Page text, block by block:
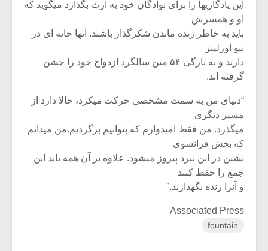
این یادگاریها را برای نوادگان خود به ارث بگذارد میگوید که
او و همسرش
باید به خاطر زنده ماندن شکرگذار باشند. آنها خانه ای در
نیو اورلینز
دارند و به تازگی ۵۴ مین سالگرد ازدواج خود را جشن
گرفته اند.
“دنیای من به سمت مشخصی حرکت میکرد، حالا دارد از
مسیر دیگری
میگذرد. من فقط امیدوارم که بتوانیم برگردیم.من میدانم
که بخش فرانسوی
نشین در این نبرد پیروز میشود. علاوه بر آن همه باید این
جمع را حفظ کنند
و آنرا زنده نگهدارند.”
Associated Press
fountain